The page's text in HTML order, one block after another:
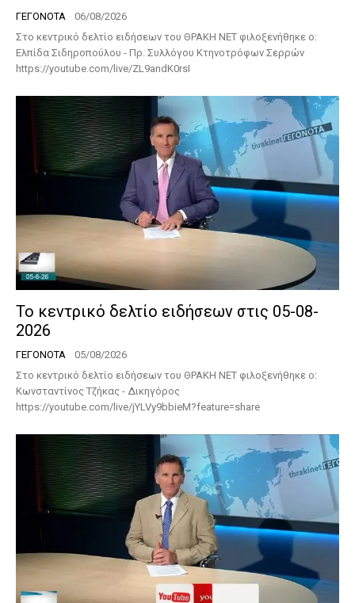
ΓΕΓΟΝΟΤΑ
06/08/2026
Στο κεντρικό δελτίο ειδήσεων του ΘΡΑΚΗ ΝΕΤ φιλοξενήθηκε ο:
Ελπίδα Σιδηροπούλου - Πρ. Συλλόγου Κτηνοτρόφων Σερρών
https://youtube.com/live/ZL9andK0rsI
Το κεντρικό δελτίο ειδήσεων στις 05-08-
2026
ΓΕΓΟΝΟΤΑ
05/08/2026
Στο κεντρικό δελτίο ειδήσεων του ΘΡΑΚΗ ΝΕΤ φιλοξενήθηκε ο:
Κωνσταντίνος Τζήκας - Δικηγόρος
https://youtube.com/live/jYLVy9bbieM?feature=share